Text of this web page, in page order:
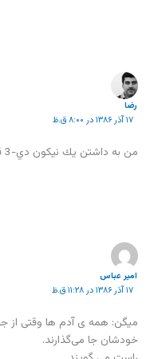
رضا
۱۷ آذر ۱۳۸۶ در ۸:۰۰ ق.ظ
من به داشتن يك نيكون دي-3 قانع هستم. البته فعلا!
امیر عباس
۱۷ آذر ۱۳۸۶ در ۱۱:۲۸ ق.ظ
میگن: همه ی آدم ها وقتی از
خودشان جا می‌گذارند.